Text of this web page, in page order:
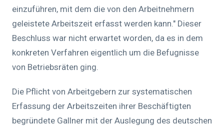
einzuführen, mit dem die von den Arbeitnehmern
geleistete Arbeitszeit erfasst werden kann." Dieser
Beschluss war nicht erwartet worden, da es in dem
konkreten Verfahren eigentlich um die Befugnisse
von Betriebsräten ging.
Die Pflicht von Arbeitgebern zur systematischen
Erfassung der Arbeitszeiten ihrer Beschäftigten
begründete Gallner mit der Auslegung des deutschen